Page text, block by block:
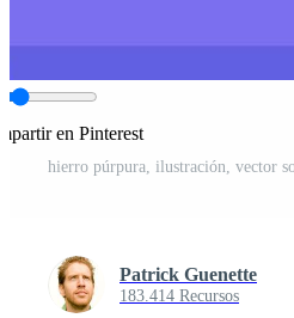
en Pinterest
Patrick Guenette
183.414 Recursos